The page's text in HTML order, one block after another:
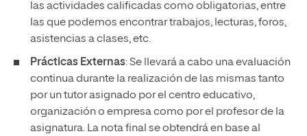
las actividades calificadas como obligatorias, entre
las que podemos encontrar trabajos, lecturas, foros,
asistencias a clases, etc.
Prácticas Externas: Se llevará a cabo una evaluación
continua durante la realización de las mismas tanto
por un tutor asignado por el centro educativo,
organización o empresa como por el profesor de la
asignatura. La nota final se obtendrá en base al